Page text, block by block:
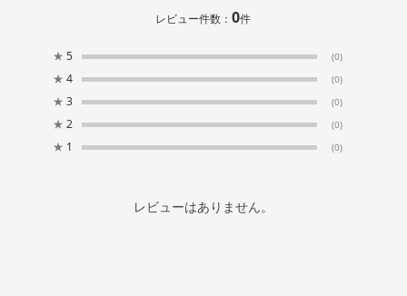
レビュー件数：0件
★ 5 (0)
★ 4 (0)
★ 3 (0)
★ 2 (0)
★ 1 (0)
レビューはありません。